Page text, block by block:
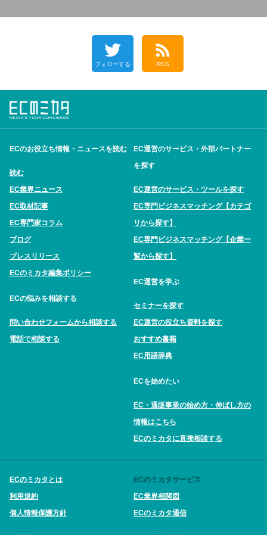
フォローする RSS
ECのお役立ち情報・ニュースを読む
読む
EC業界ニュース
EC取材記事
EC専門家コラム
ブログ
プレスリリース
ECのミカタ編集ポリシー
ECの悩みを相談する
問い合わせフォームから相談する
電話で相談する
EC運営のサービス・外部パートナー
を探す
EC運営のサービス・ツールを探す
EC専門ビジネスマッチング【カテゴ
リから探す】
EC専門ビジネスマッチング【企業一
覧から探す】
EC運営を学ぶ
セミナーを探す
EC運営の役立ち資料を探す
おすすめ書籍
EC用語辞典
ECを始めたい
EC・通販事業の始め方・伸ばし方の
情報はこちら
ECのミカタに直接相談する
ECのミカタとは
利用規約
個人情報保護方針
ECのミカタサービス
EC業界相関図
ECのミカタ通信